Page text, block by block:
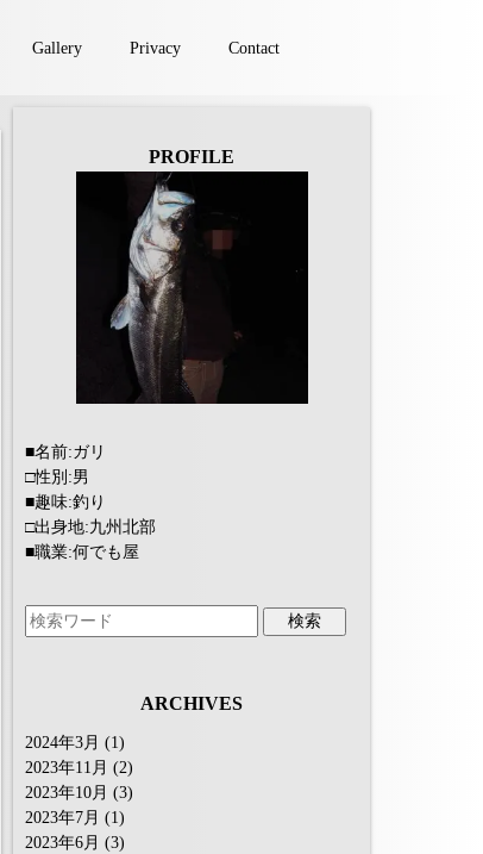
Gallery Privacy Contact
PROFILE
■名前:ガリ
□性別:男
■趣味:釣り
□出身地:九州北部
■職業:何でも屋
ARCHIVES
2024年3月 (1)
2023年11月 (2)
2023年10月 (3)
2023年7月 (1)
2023年6月 (3)